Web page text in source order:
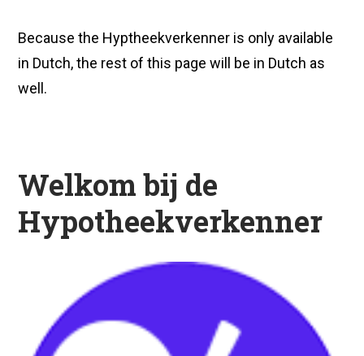
Because the Hyptheekverkenner is only available
in Dutch, the rest of this page will be in Dutch as
well.
Welkom bij de
Hypotheekverkenner